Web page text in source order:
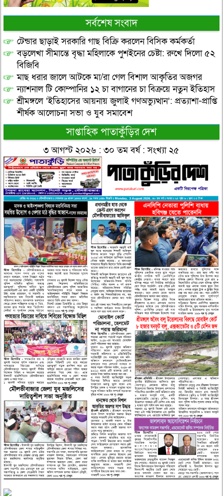
সর্বশেষ সংবাদ
টেন্ডার ছাড়াই সরকারি গাছ বিক্রি করলেন বিসিক কর্মকর্তা
বড়লেখা সীমান্তে বৃদ্ধা মহিলাকে পুশইনের চেষ্টা: রুখে দিলো ৫২
বিজিবি
মাছ ধরার জালে আটকে মা/রা গেল বিশাল আকৃতির অজগর
ন্যাশনাল টি কোম্পানির ১২ চা বাগানের চা বিক্রয়ে নতুন ইতিহাস
শ্রীমঙ্গলে ‘ইতিহাসের আয়নায় জুলাই গণঅভ্যুত্থান’: প্রত্যাশা-প্রাপ্তি
শীর্ষক আলোচনা সভা ও যুব সমাবেশ
সাপ্তাহিক পাতাকুঁড়ির দেশ
৩ আগস্ট ২০২৬ : ৩০ তম বর্ষ : সংখ্যা ২৫